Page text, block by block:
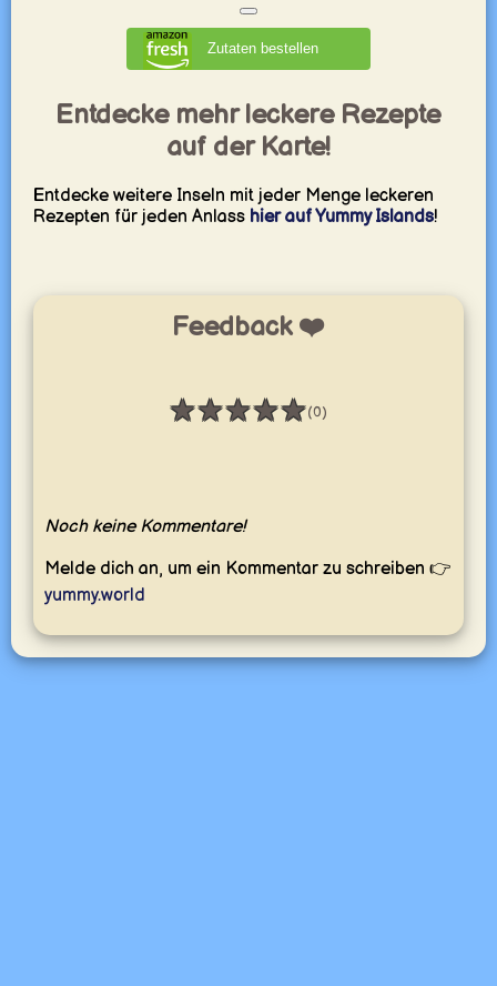
Zutaten bestellen
Entdecke mehr leckere Rezepte
auf der Karte!
Entdecke weitere Inseln mit jeder Menge leckeren
Rezepten für jeden Anlass hier auf Yummy Islands!
Feedback ❤️
★★★★★
Bewertung: 0 / 5 (0)
Noch keine Kommentare!
Melde dich an, um ein Kommentar zu schreiben 👉
yummy.world